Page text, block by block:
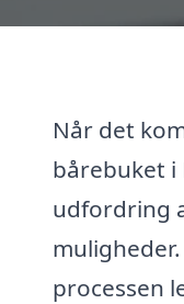
Når det
bårebuket
udfordring
processen